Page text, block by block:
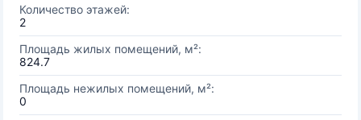
Количество этажей:
2
Площадь жилых помещений, м²:
824.7
Площадь нежилых помещений, м²:
0